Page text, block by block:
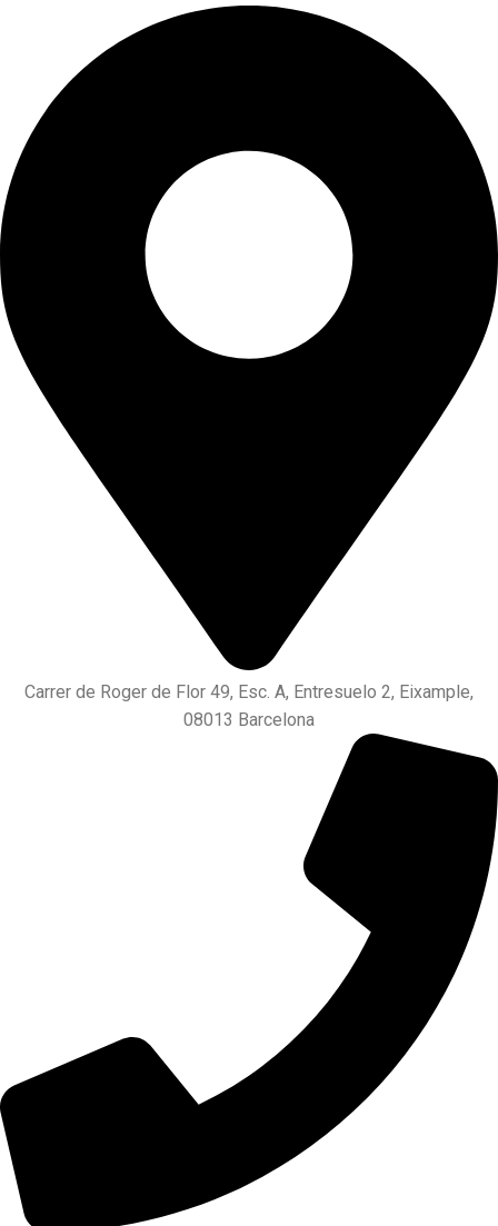
Carrer de Roger de Flor 49, Esc. A, Entresuelo 2, Eixample,
08013 Barcelona